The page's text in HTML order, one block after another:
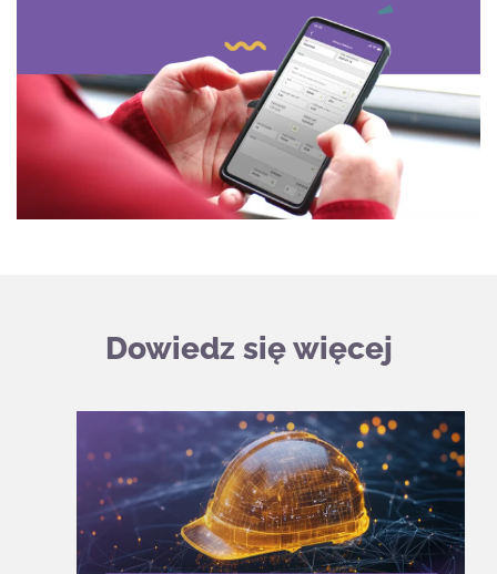
Dowiedz się więcej